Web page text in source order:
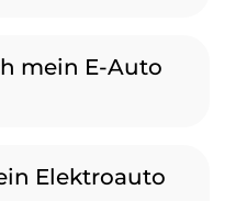
mein E-Auto
Elektroauto